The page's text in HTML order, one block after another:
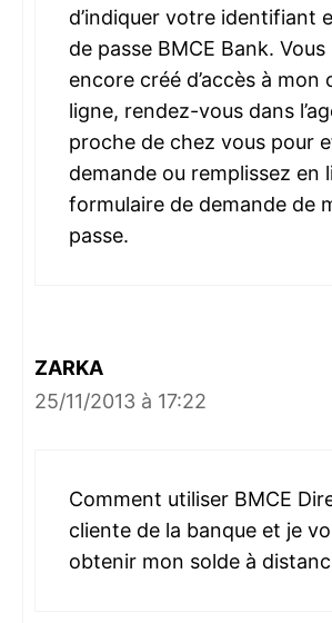
d’indiquer votre identifiant
de passe BMCE Bank. Vous
encore créé d’accès à mon
ligne, rendez-vous dans
proche de chez vous pour
demande ou remplissez en
formulaire de demande de
passe.
ZARKA
25/11/2013 à 17:22
Comment utiliser BMCE
cliente de la banque et je
obtenir mon solde à